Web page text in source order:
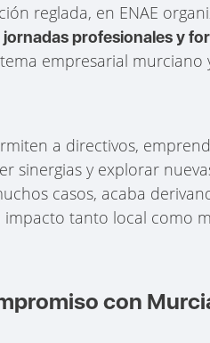
reglada, en ENAE
profesionales y
empresarial
a directivos,
sinergias y explorar
casos, acaba
tanto local como
con